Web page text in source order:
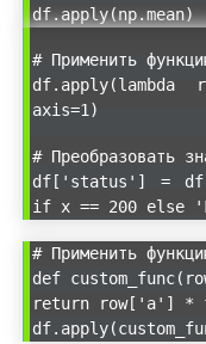
df.apply(np.mean)
# Применить
axis=1)
# Преобразовать
df['status'] =
if x == 200 else
# Применить
def
return row['a'] *